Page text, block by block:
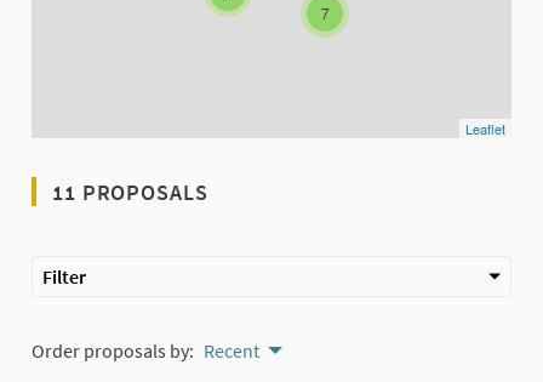
7
Leaflet
11 PROPOSALS
Filter
Order proposals by: Recent